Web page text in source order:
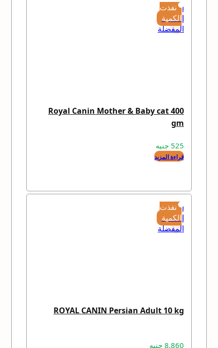
نفذت
الكمية
إضافة
إلى
المفضلة
Royal Canin Mother & Baby cat 400
gm
525 جنيه
قراءة المزيد
نفذت
الكمية
إضافة
إلى
المفضلة
ROYAL CANIN Persian Adult 10 kg
8,860 جنيه